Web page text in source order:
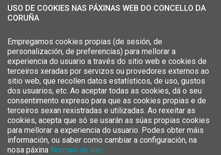
USO DE COOKIES NAS PÁXINAS WEB DO CONCELLO DA
CORUÑA
Empregamos cookies propias (de sesión, de
personalización, de preferencias) para mellorar a
experiencia do usuario a través do sitio web e cookies de
terceiros xeradas por servizos ou provedores externos ao
sitio web, que recollen datos estatísticos, de uso, gustos
dos usuarios, etc. Ao aceptar todas as cookies, dá o seu
consentimento expreso para que as cookies propias e de
terceiros sexan rexistradas e utilizadas. Ao rexeitar as
cookies, acepta que só se usarán as súas propias cookies
para mellorar a experiencia do usuario. Podes obter máis
información, ou saber como cambiar a configuración, na
nosa páxina Normas de uso